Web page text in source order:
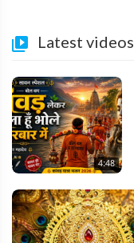
Latest videos
4:48